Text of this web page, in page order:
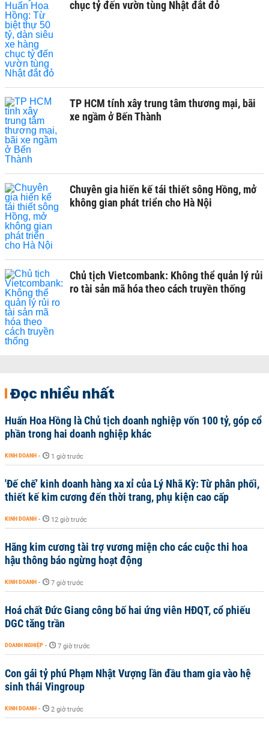
chục tỷ đến vườn tùng Nhật đắt đỏ
TP HCM tính xây trung tâm thương mại, bãi
xe ngầm ở Bến Thành
Chuyên gia hiến kế tái thiết sông Hồng, mở
không gian phát triển cho Hà Nội
Chủ tịch Vietcombank: Không thể quản lý rủi
ro tài sản mã hóa theo cách truyền thống
Đọc nhiều nhất
Huấn Hoa Hồng là Chủ tịch doanh nghiệp vốn 100 tỷ, góp cổ
phần trong hai doanh nghiệp khác
KINH DOANH - 1 giờ trước
'Đế chế’ kinh doanh hàng xa xỉ của Lý Nhã Kỳ: Từ phân phối,
thiết kế kim cương đến thời trang, phụ kiện cao cấp
KINH DOANH - 12 giờ trước
Hãng kim cương tài trợ vương miện cho các cuộc thi hoa
hậu thông báo ngừng hoạt động
KINH DOANH - 7 giờ trước
Hoá chất Đức Giang công bố hai ứng viên HĐQT, cổ phiếu
DGC tăng trần
DOANH NGHIỆP - 7 giờ trước
Con gái tỷ phú Phạm Nhật Vượng lần đầu tham gia vào hệ
sinh thái Vingroup
KINH DOANH - 2 giờ trước